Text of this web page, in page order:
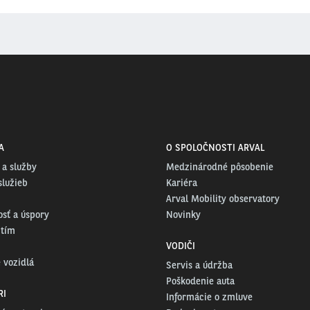
služby
a úspory
vozidlá
O SPOLOČNOSTI ARVAL
Medzinárodné pôsobenie
Kariéra
Arval Mobility observatory
Novinky
VODIČI
Servis a údržba
Poškodenie auta
Informácie o zmluve